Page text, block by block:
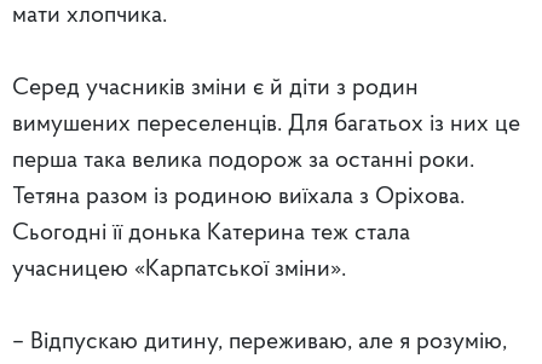
мати хлопчика.
Серед учасників зміни є й діти з родин
вимушених переселенців. Для багатьох із них це
перша така велика подорож за останні роки.
Тетяна разом із родиною виїхала з Оріхова.
Сьогодні її донька Катерина теж стала
учасницею «Карпатської зміни».
– Відпускаю дитину, переживаю, але я розумію,